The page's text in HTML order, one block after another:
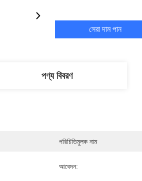
সেরা দাম পান
পণ্য বিবরণ
পরিচিতিমুলক নাম
আবেদন: